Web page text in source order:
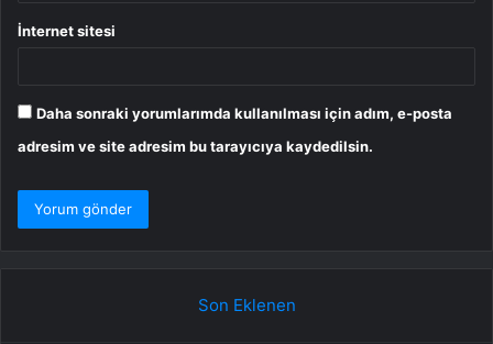
İnternet sitesi
Daha sonraki yorumlarımda kullanılması için adım, e-posta
adresim ve site adresim bu tarayıcıya kaydedilsin.
Son Eklenen